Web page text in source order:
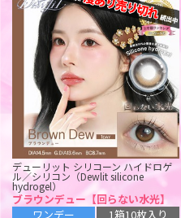
デューリット シリコーン ハイドロゲ
ル／シリコン（Dewlit silicone
hydrogel）
ブラウンデュー【回らない水光】
ワンデー
1箱10枚入り
デューリット シリコーン ハイドロゲ
ル／シリコン（Dewlit silicone
hydrogel）
グレーデュー【回らない水光】
バブリス シリコーン ハイドロゲル／
シリコン（Babris silicone hydrogel）
ダーリーベージュ
ワンデー
1箱10枚入り
DIA 14.5mm
着色 13.8mm
±0.00〜-8.00
BC 8.7mm
まとめて割引
ポスト投函
￥1,760(税込)
ルミア コンフォート ワンデー サーク
ル シリコーン ハイドロゲル／シリコ
ン（LuMia comfort 1day CIRCLE
silicone hydrogel）
ルースブラック
ワンデー
1箱10枚入り
DIA 14.1mm
着色 13.2mm
±0.00〜-9.50
BC 8.8mm
ポスト投函
￥1,980(税込)
シエルメイ シリコーン ハイドロゲル
／シリコン（Cielumei silicone